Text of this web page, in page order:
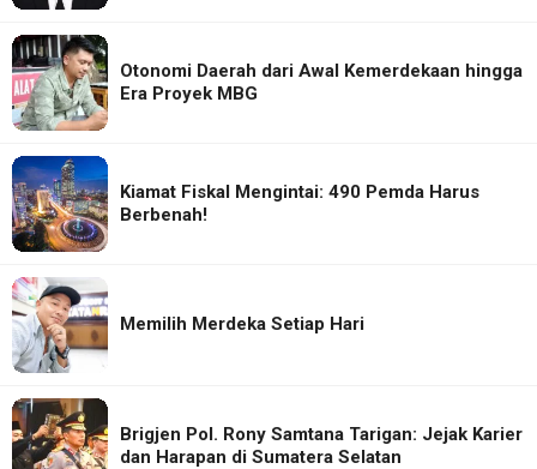
Otonomi Daerah dari Awal Kemerdekaan hingga
Era Proyek MBG
Kiamat Fiskal Mengintai: 490 Pemda Harus
Berbenah!
Memilih Merdeka Setiap Hari
Brigjen Pol. Rony Samtana Tarigan: Jejak Karier
dan Harapan di Sumatera Selatan